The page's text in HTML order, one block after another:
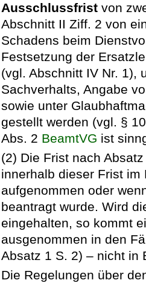
Ausschlussfrist von
Abschnitt II Ziff. 2 von
Schadens beim
Festsetzung der
(vgl. Abschnitt IV Nr. 1),
Sachverhalts, Angabe
sowie unter
gestellt werden (vgl. §
Abs. 2 BeamtVG ist
(2) Die Frist nach
innerhalb dieser Frist im
aufgenommen oder
beantragt wurde. Wird
eingehalten, so kommt
ausgenommen in den
Absatz 1 S. 2) – nicht in
Die Regelungen über